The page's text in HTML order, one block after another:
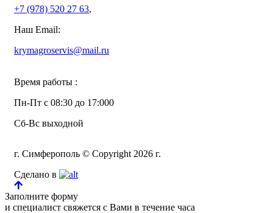
+7 (978) 520 27 63,
Наш Email:
krymagroservis@mail.ru
Время работы :
Пн-Пт с 08:30 до 17:000
Сб-Вс выходной
г. Симферополь © Copyright 2026 г.
Сделано в
Заполните форму
и специалист свяжется с Вами в течение часа